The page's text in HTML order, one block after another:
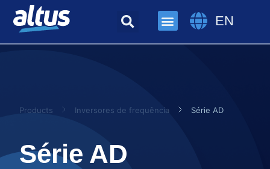
EN
Products Inversores de frequência Série AD
Série AD